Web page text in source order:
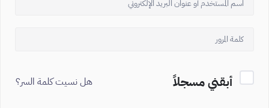
أبقني مسجلاً هل نسيت كلمة السر؟